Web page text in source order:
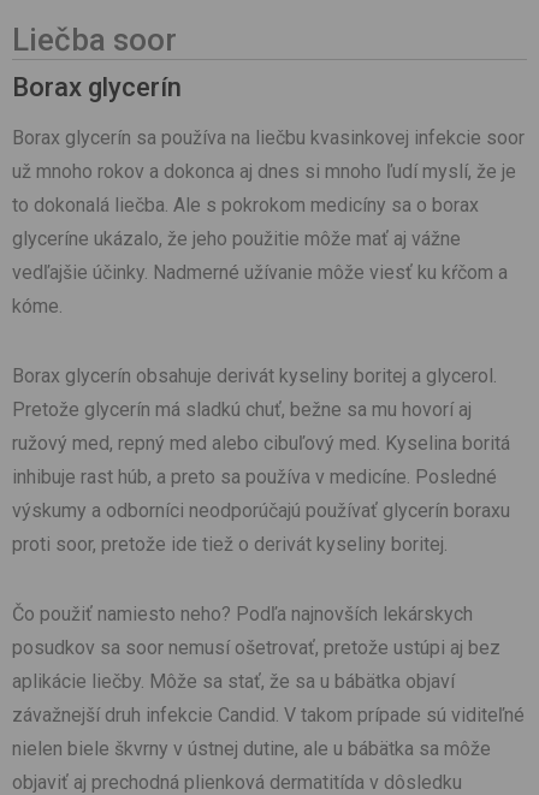
Liečba soor
Borax glycerín
Borax glycerín sa používa na liečbu kvasinkovej infekcie soor
už mnoho rokov a dokonca aj dnes si mnoho ľudí myslí, že je
to dokonalá liečba. Ale s pokrokom medicíny sa o borax
glyceríne ukázalo, že jeho použitie môže mať aj vážne
vedľajšie účinky. Nadmerné užívanie môže viesť ku kŕčom a
kóme.
Borax glycerín obsahuje derivát kyseliny boritej a glycerol.
Pretože glycerín má sladkú chuť, bežne sa mu hovorí aj
ružový med, repný med alebo cibuľový med. Kyselina boritá
inhibuje rast húb, a preto sa používa v medicíne. Posledné
výskumy a odborníci neodporúčajú používať glycerín boraxu
proti soor, pretože ide tiež o derivát kyseliny boritej.
Čo použiť namiesto neho? Podľa najnovších lekárskych
posudkov sa soor nemusí ošetrovať, pretože ustúpi aj bez
aplikácie liečby. Môže sa stať, že sa u bábätka objaví
závažnejší druh infekcie Candid. V takom prípade sú viditeľné
nielen biele škvrny v ústnej dutine, ale u bábätka sa môže
objaviť aj prechodná plienková dermatitída v dôsledku